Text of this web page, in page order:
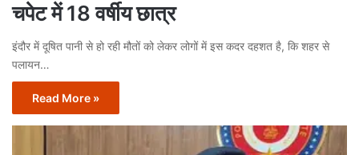
चपेट में 18 वर्षीय छात्र
इंदौर में दूषित पानी से हो रही मौतों को लेकर लोगों में इस कदर दहशत है, कि शहर से
पलायन…
Read More »